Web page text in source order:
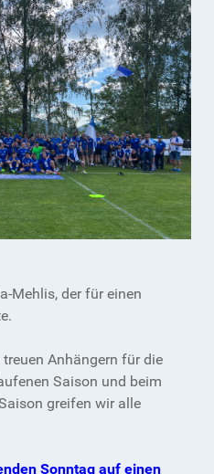
Mehlis, der für einen
Anhängern für die
Saison und beim
greifen wir alle
Sonntag auf einen